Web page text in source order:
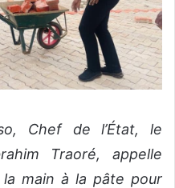
Chef de l’État, le
Traoré, appelle
main à la pâte pour